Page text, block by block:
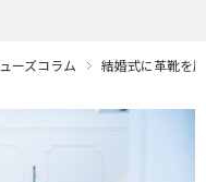
ーズコラム 結婚式に革靴を